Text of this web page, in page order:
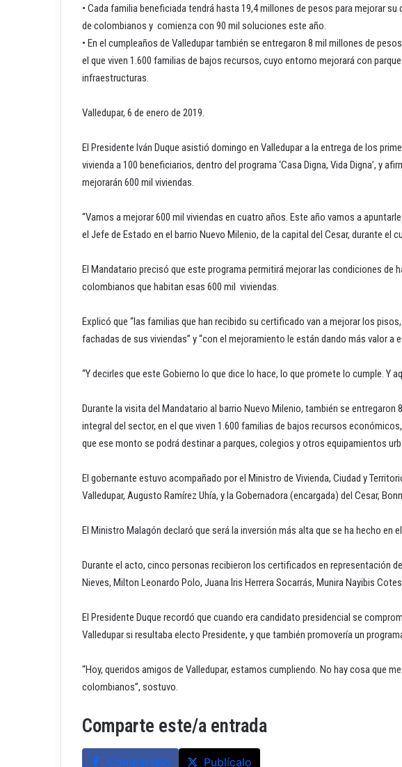
• Cada familia beneficiada tendrá hasta 19,4 millones de pesos para mejorar
de colombianos y comienza con 90 mil soluciones este año.
• En el cumpleaños de Valledupar también se entregaron 8 mil millones de
el que viven 1.600 familias de bajos recursos, cuyo entorno mejorará con
infraestructuras.
Valledupar, 6 de enero de 2019.
El Presidente Iván Duque asistió domingo en Valledupar a la entrega de los
vivienda a 100 beneficiarios, dentro del programa ‘Casa Digna, Vida Digna’, y
mejorarán 600 mil viviendas.
“Vamos a mejorar 600 mil viviendas en cuatro años. Este año vamos a
el Jefe de Estado en el barrio Nuevo Milenio, de la capital del Cesar, durante el
El Mandatario precisó que este programa permitirá mejorar las condiciones de
colombianos que habitan esas 600 mil viviendas.
Explicó que “las familias que han recibido su certificado van a mejorar los
fachadas de sus viviendas” y “con el mejoramiento le están dando más valor a
“Y decirles que este Gobierno lo que dice lo hace, lo que promete lo cumple. Y
Durante la visita del Mandatario al barrio Nuevo Milenio, también se
integral del sector, en el que viven 1.600 familias de bajos recursos
que ese monto se podrá destinar a parques, colegios y otros equipamientos
El gobernante estuvo acompañado por el Ministro de Vivienda, Ciudad y
Valledupar, Augusto Ramírez Uhía, y la Gobernadora (encargada) del Cesar,
El Ministro Malagón declaró que será la inversión más alta que se ha hecho en
Durante el acto, cinco personas recibieron los certificados en representación
Nieves, Milton Leonardo Polo, Juana Iris Herrera Socarrás, Munira Nayibis
El Presidente Duque recordó que cuando era candidato presidencial se
Valledupar si resultaba electo Presidente, y que también promovería un
“Hoy, queridos amigos de Valledupar, estamos cumpliendo. No hay cosa que
colombianos”, sostuvo.
Comparte este/a entrada
Compártelo Publícalo